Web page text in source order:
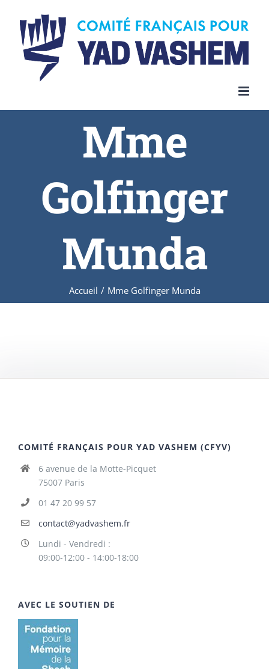
content
Mme
Golfinger
Munda
Accueil / Mme Golfinger Munda
COMITÉ FRANÇAIS POUR YAD VASHEM (CFYV)
6 avenue de la Motte-Picquet
75007 Paris
01 47 20 99 57
contact@yadvashem.fr
Lundi - Vendredi :
09:00-12:00 - 14:00-18:00
AVEC LE SOUTIEN DE